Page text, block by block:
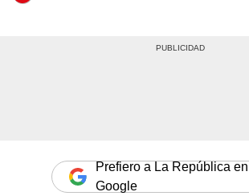
Prefiero a La República en
Google